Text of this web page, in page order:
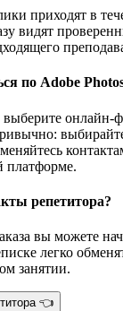
приходят в
видят
по Adobe
онлайн-
платформе.
репетитора?
вы можете
легко
занятии.
👈